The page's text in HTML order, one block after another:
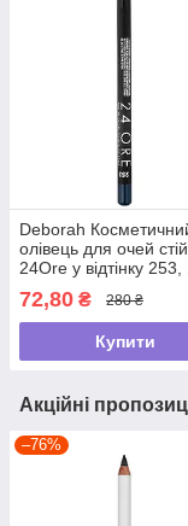
Deborah
олівець для очей
24Ore у відтінку 253,
72,80 ₴ 280 ₴
Купити
Акційні
–76%